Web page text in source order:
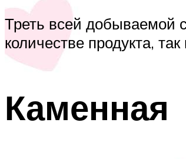
Треть всей добываемой
количестве продукта,
Каменная